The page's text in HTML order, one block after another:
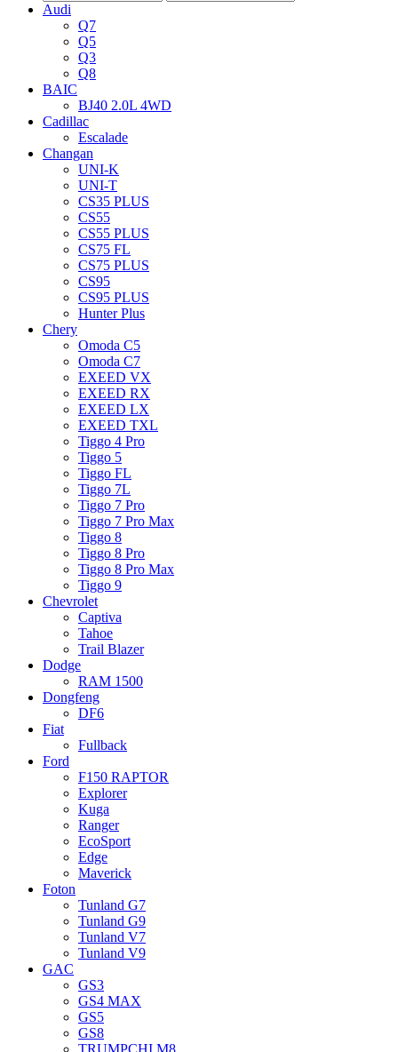
Audi
Q7
Q5
Q3
Q8
BAIC
BJ40 2.0L 4WD
Cadillac
Escalade
Changan
UNI-K
UNI-T
CS35 PLUS
CS55
CS55 PLUS
CS75 FL
CS75 PLUS
CS95
CS95 PLUS
Hunter Plus
Chery
Omoda C5
Omoda C7
EXEED VX
EXEED RX
EXEED LX
EXEED TXL
Tiggo 4 Pro
Tiggo 5
Tiggo FL
Tiggo 7L
Tiggo 7 Pro
Tiggo 7 Pro Max
Tiggo 8
Tiggo 8 Pro
Tiggo 8 Pro Max
Tiggo 9
Chevrolet
Captiva
Tahoe
Trail Blazer
Dodge
RAM 1500
Dongfeng
DF6
Fiat
Fullback
Ford
F150 RAPTOR
Explorer
Kuga
Ranger
EcoSport
Edge
Maverick
Foton
Tunland G7
Tunland G9
Tunland V7
Tunland V9
GAC
GS3
GS4 MAX
GS5
GS8
TRUMPCHI M8